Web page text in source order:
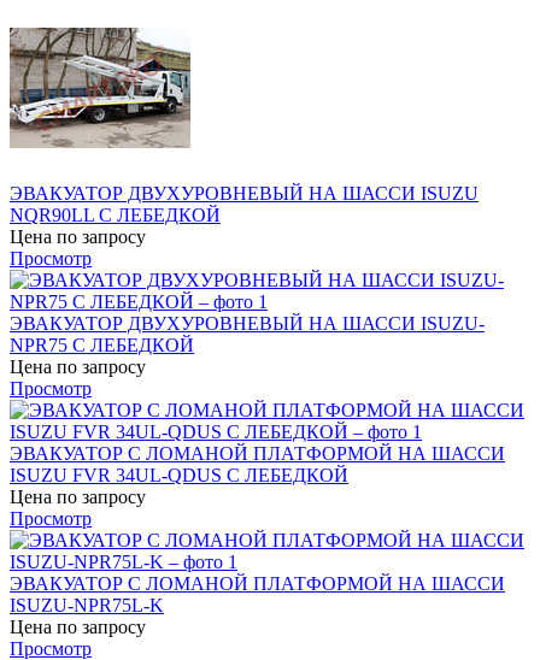
ЭВАКУАТОР ДВУХУРОВНЕВЫЙ НА ШАССИ ISUZU
NQR90LL С ЛЕБЕДКОЙ
Цена по запросу
Просмотр
ЭВАКУАТОР ДВУХУРОВНЕВЫЙ НА ШАССИ ISUZU-
NPR75 С ЛЕБЕДКОЙ
Цена по запросу
Просмотр
ЭВАКУАТОР С ЛОМАНОЙ ПЛАТФОРМОЙ НА ШАССИ
ISUZU FVR 34UL-QDUS С ЛЕБЕДКОЙ
Цена по запросу
Просмотр
ЭВАКУАТОР С ЛОМАНОЙ ПЛАТФОРМОЙ НА ШАССИ
ISUZU-NPR75L-K
Цена по запросу
Просмотр